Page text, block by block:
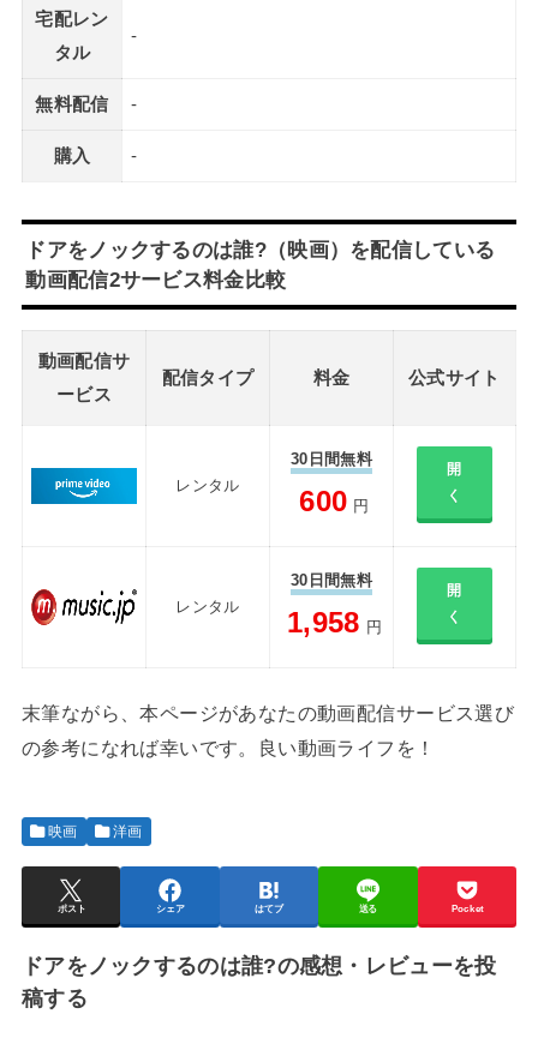
宅配レン
タル
-
無料配信 -
購入 -
ドアをノックするのは誰?（映画）を配信している
動画配信2サービス料金比較
動画配信サ
ービス
配信タイプ 料金 公式サイト
レンタル
30日間無料
600 円
開
く
レンタル
30日間無料
1,958 円
開
く
末筆ながら、本ページがあなたの動画配信サービス選び
の参考になれば幸いです。良い動画ライフを！
映画 洋画
ポスト シェア はてブ 送る Pocket
ドアをノックするのは誰?の感想・レビューを投
稿する